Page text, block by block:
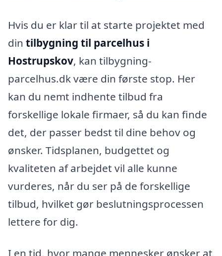
Hvis du er klar til at starte projektet med
din tilbygning til parcelhus i
Hostrupskov, kan tilbygning-
parcelhus.dk være din første stop. Her
kan du nemt indhente tilbud fra
forskellige lokale firmaer, så du kan finde
det, der passer bedst til dine behov og
ønsker. Tidsplanen, budgettet og
kvaliteten af arbejdet vil alle kunne
vurderes, når du ser på de forskellige
tilbud, hvilket gør beslutningsprocessen
lettere for dig.
I en tid, hvor mange mennesker ønsker at